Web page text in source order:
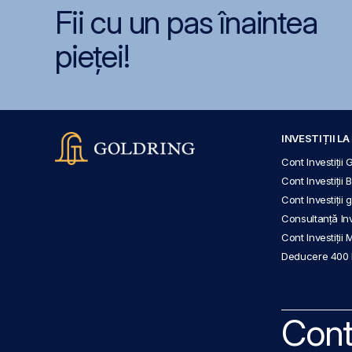
Fii cu un pas înaintea
pieței!
INVESTIȚII LA
Cont Investiții
Cont Investiții
Cont Investiții
Consultanță
Cont Investiții
Deducere 400